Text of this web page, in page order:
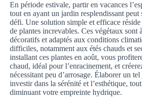
En période estivale, partir en vacances
tout en ayant un jardin resplendissant peut
défi. Une solution simple et efficace
de plantes increvables. Ces végétaux sont
décoratifs et adaptés aux conditions
difficiles, notamment aux étés chauds et
installant ces plantes en août, vous
chaud, idéal pour l’enracinement, et
nécessitant peu d’arrosage. Élaborer un tel
investir dans la sérénité et l’esthétique,
diminuant votre empreinte hydrique.